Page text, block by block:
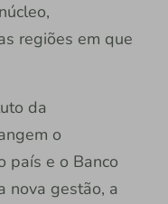
regiões em que
da
o
país e o Banco
nova gestão, a